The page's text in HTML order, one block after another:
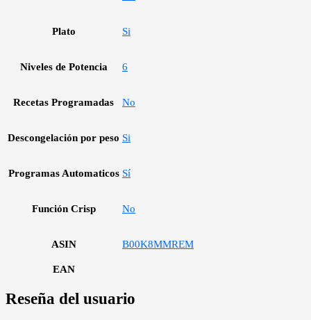
Plato Si
Niveles de Potencia 6
Recetas Programadas No
Descongelación por peso Si
Programas Automaticos Sí
Función Crisp No
ASIN B00K8MMREM
EAN
Reseña del usuario